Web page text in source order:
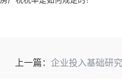
上一篇： 企业投入基础研